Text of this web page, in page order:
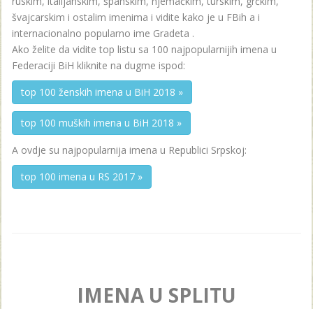
švajcarskim i ostalim imenima i vidite kako je u FBih a i
internacionalno popularno ime Gradeta .
Ako želite da vidite top listu sa 100 najpopularnijih imena u
Federaciji BiH kliknite na dugme ispod:
top 100 ženskih imena u BiH 2018 »
top 100 muških imena u BiH 2018 »
A ovdje su najpopularnija imena u Republici Srpskoj:
top 100 imena u RS 2017 »
IMENA U SPLITU